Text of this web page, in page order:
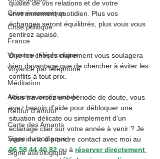
Crise économique
Crise politique
France
Voyance téléphonique
Voyance par téléphone
Méditation
Attirance sentimentale
Retour d'amour
Carte des Amants
Signe du zodiaque
Signe astrologique
qualité de vos relations et de votre
environnement quotidien. Plus vos
échanges seront équilibrés, plus vous vous
sentirez apaisé.
Dire les choses clairement vous soulagera
bien davantage que de chercher à éviter les
conflits à tout prix.
Vous traversez une période de doute, vous
avez besoin d’aide pour débloquer une
situation délicate ou simplement d’un
éclairage clair sur votre année à venir ? Je
vous invite à prendre contact avec moi au
06 58 44 40 82 ou à réserver directement